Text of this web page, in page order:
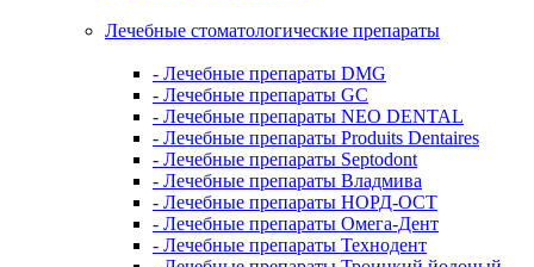
Лечебные стоматологические препараты
- Лечебные препараты DMG
- Лечебные препараты GC
- Лечебные препараты NEO DENTAL
- Лечебные препараты Produits Dentaires
- Лечебные препараты Septodont
- Лечебные препараты Владмива
- Лечебные препараты НОРД-ОСТ
- Лечебные препараты Омега-Дент
- Лечебные препараты Технодент